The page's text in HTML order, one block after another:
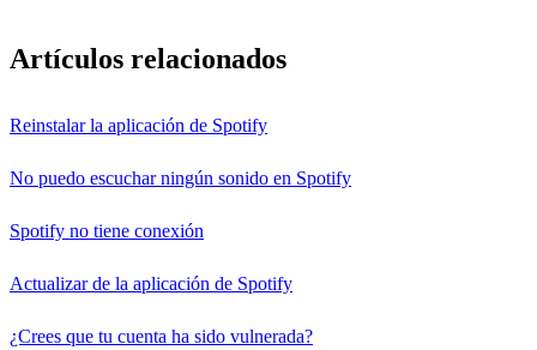
Artículos relacionados
Reinstalar la aplicación de Spotify
No puedo escuchar ningún sonido en Spotify
Spotify no tiene conexión
Actualizar de la aplicación de Spotify
¿Crees que tu cuenta ha sido vulnerada?